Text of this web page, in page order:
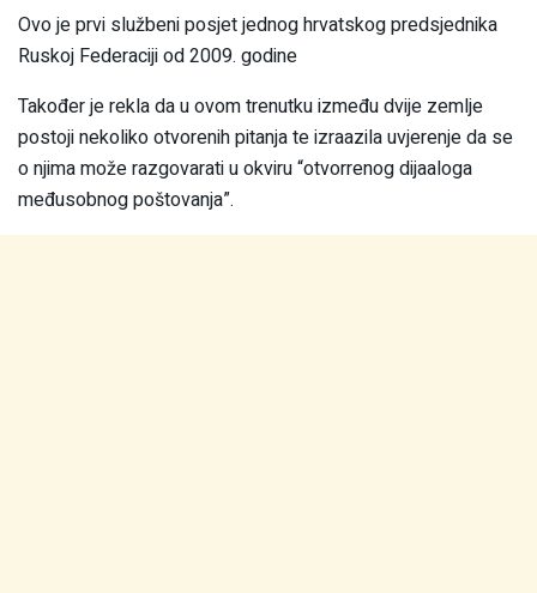
Ovo je prvi službeni posjet jednog hrvatskog predsjednika
Ruskoj Federaciji od 2009. godine
Također je rekla da u ovom trenutku između dvije zemlje
postoji nekoliko otvorenih pitanja te izraazila uvjerenje da se
o njima može razgovarati u okviru “otvorrenog dijaaloga
međusobnog poštovanja”.